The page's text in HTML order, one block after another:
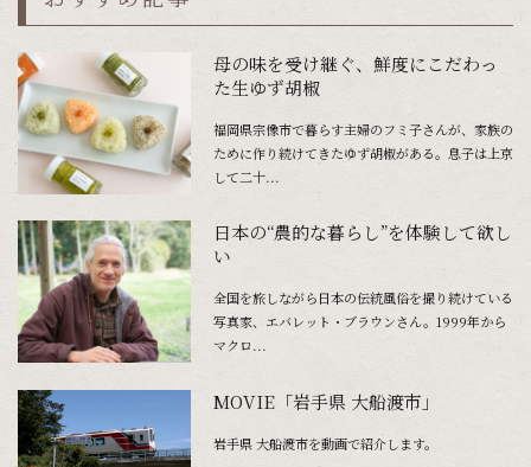
母の味を受け継ぐ、鮮度にこだわっ
た生ゆず胡椒
福岡県宗像市で暮らす主婦のフミ子さんが、家族の
ために作り続けてきたゆず胡椒がある。息子は上京
して二十...
日本の“農的な暮らし”を体験して欲し
い
全国を旅しながら日本の伝統風俗を撮り続けている
写真家、エバレット・ブラウンさん。1999年から
マクロ...
MOVIE「岩手県 大船渡市」
岩手県 大船渡市を動画で紹介します。